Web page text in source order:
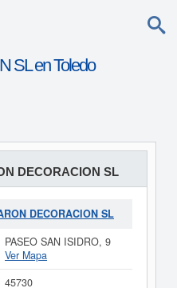
SL en Toledo
DECORACION SL
DECORACION SL
PASEO SAN ISIDRO, 9
Ver Mapa
45730